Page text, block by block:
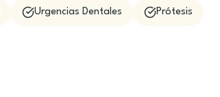
Urgencias Dentales Prótesis